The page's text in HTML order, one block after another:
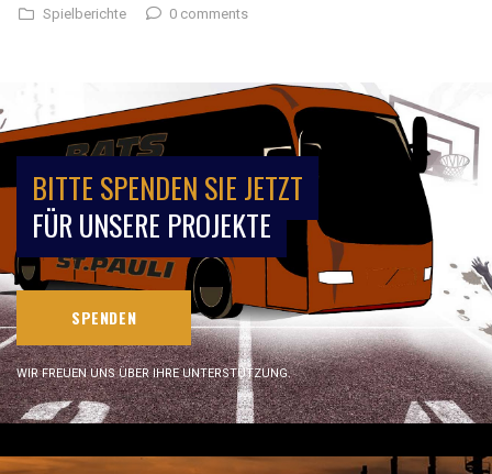
Spielberichte 0 comments
BITTE SPENDEN SIE JETZT
FÜR UNSERE PROJEKTE
SPENDEN
WIR FREUEN UNS ÜBER IHRE UNTERSTÜTZUNG.